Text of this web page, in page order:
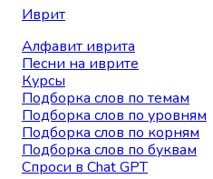
Иврит
Алфавит иврита
Песни на иврите
Курсы
Подборка слов по темам
Подборка слов по уровням
Подборка слов по корням
Подборка слов по буквам
Спроси в Chat GPT